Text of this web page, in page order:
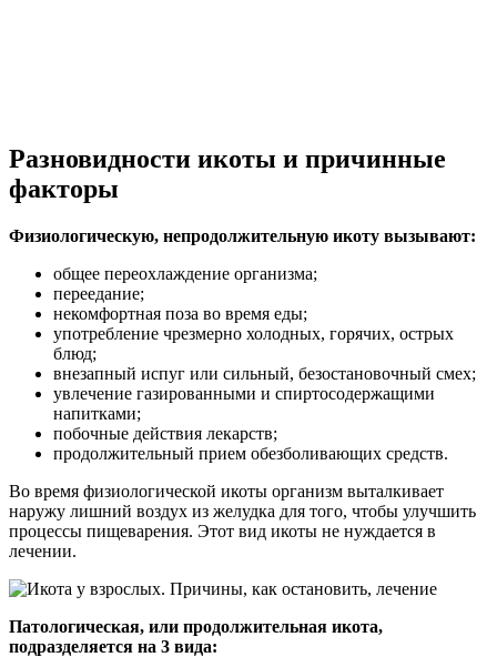
Разновидности икоты и причинные
факторы
Физиологическую, непродолжительную икоту вызывают:
общее переохлаждение организма;
переедание;
некомфортная поза во время еды;
употребление чрезмерно холодных, горячих, острых
блюд;
внезапный испуг или сильный, безостановочный смех;
увлечение газированными и спиртосодержащими
напитками;
побочные действия лекарств;
продолжительный прием обезболивающих средств.
Во время физиологической икоты организм выталкивает
наружу лишний воздух из желудка для того, чтобы улучшить
процессы пищеварения. Этот вид икоты не нуждается в
лечении.
Патологическая, или продолжительная икота,
подразделяется на 3 вида: